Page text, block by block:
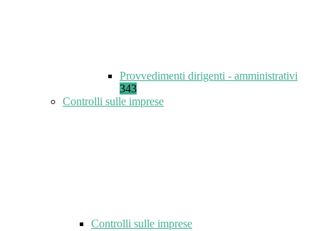
Provvedimenti dirigenti - amministrativi
343
Controlli sulle imprese
Controlli sulle imprese